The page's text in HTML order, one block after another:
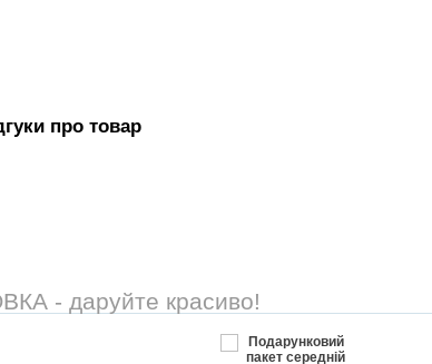
про товар
- даруйте красиво!